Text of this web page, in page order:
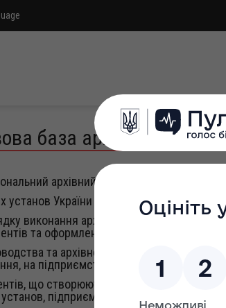
база архівного
архівний фонд та архівні установи"
установ України
виконання архівними установами
та оформлення архівних довідок
та архівного зберігання
на підприємствах, в установах і
що створюються під час діяльності
підприємств та організацій, із